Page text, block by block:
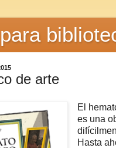
de arte
El
es una
Hasta